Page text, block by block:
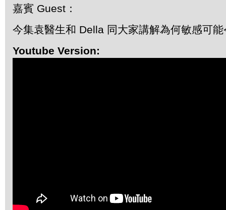
嘉賓 Guest：
今集袁醫生和 Della 同大家講解為何敏感可
Youtube Version: